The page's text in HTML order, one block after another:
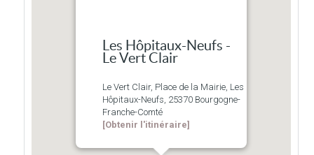
Les Hôpitaux-Neufs -
Le Vert Clair
Le Vert Clair, Place de la Mairie, Les
Hôpitaux-Neufs, 25370 Bourgogne-
Franche-Comté
[Obtenir l'itinéraire]